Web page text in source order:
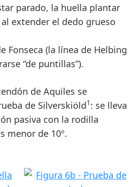
parado, la huella plantar
extender el dedo grueso
Fonseca (la línea de Helbing
“de puntillas”).
de Aquiles se
de Silverskiöld1 : se lleva
pasiva con la rodilla
menor de 10º.